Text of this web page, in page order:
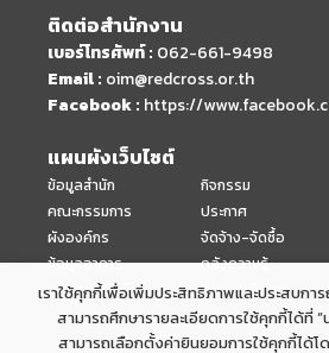
ติดต่อสำนักงาน
เบอร์โทรศัพท์ : 062-661-9498
Email : oim@redcross.or.th
Facebook : https://
แผนผังเว็บไซต์
ข้อมูลสำนัก
คณะกรรมการ
ผังองค์กร
ข้อมูลอาคาร
อาคารอนุรักษ์
กิจกรรม
ประกาศ
จัดจ้าง-จัดซื้อ
คลังความรู้
ร่วมงานกับเรา
เราใช้คุกกี้เพื่อเพิ่มประสิทธิภาพและประสบกา
สามารถศึกษารายละเอียดการใช้คุกกี้ได้ที่ “
สามารถเลือกตั้งค่ายินยอมการใช้คุกกี้ได้โ